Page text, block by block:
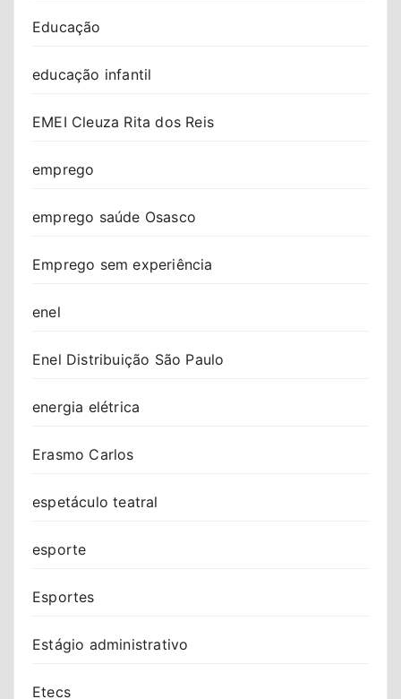
Educação
educação infantil
EMEI Cleuza Rita dos Reis
emprego
emprego saúde Osasco
Emprego sem experiência
enel
Enel Distribuição São Paulo
energia elétrica
Erasmo Carlos
espetáculo teatral
esporte
Esportes
Estágio administrativo
Etecs